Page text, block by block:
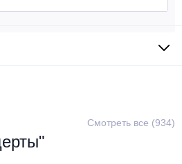
Смотреть все (934)